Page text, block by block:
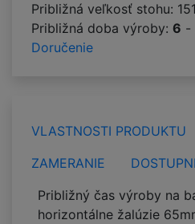
Približná veľkosť stohu:
Približná doba výroby: 6 -
Doručenie
VLASTNOSTI PRODUKTU
ZAMERANIE
Približný čas výroby na
horizontálne žalúzie